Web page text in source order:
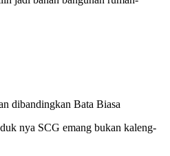
dibandingkan Bata Biasa
nya SCG emang bukan kaleng-